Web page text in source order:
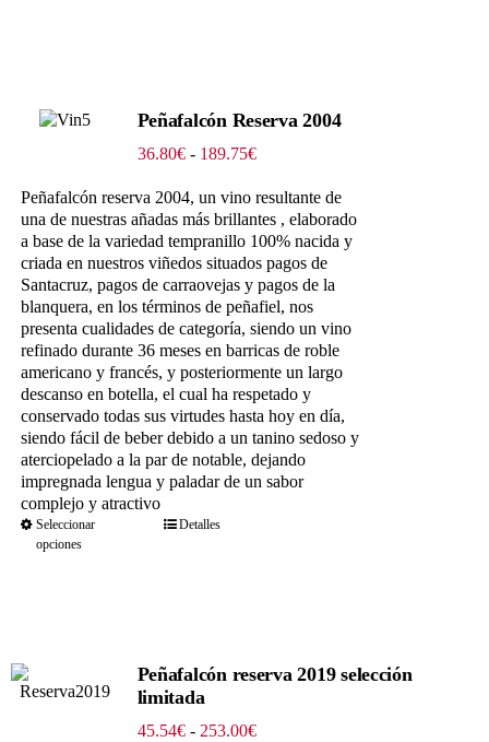
Peñafalcón Reserva 2004
36.80€ - 189.75€Rango
precios:
desde
36.80€
hasta
189.75€
Peñafalcón reserva 2004, un vino resultante de
una de nuestras añadas más brillantes , elaborado
a base de la variedad tempranillo 100% nacida y
criada en nuestros viñedos situados pagos de
Santacruz, pagos de carraovejas y pagos de la
blanquera, en los términos de peñafiel, nos
presenta cualidades de categoría, siendo un vino
refinado durante 36 meses en barricas de roble
americano y francés, y posteriormente un largo
descanso en botella, el cual ha respetado y
conservado todas sus virtudes hasta hoy en día,
siendo fácil de beber debido a un tanino sedoso y
aterciopelado a la par de notable, dejando
impregnada lengua y paladar de un sabor
complejo y atractivo
Seleccionar
opciones
Detalles
Peñafalcón reserva 2019 selección
limitada
45.54€ - 253.00€Rango